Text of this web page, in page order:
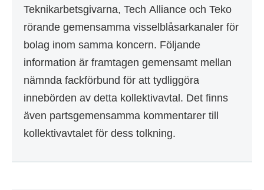
Teknikarbetsgivarna, Tech Alliance och Teko
rörande gemensamma visselblåsarkanaler för
bolag inom samma koncern. Följande
information är framtagen gemensamt mellan
nämnda fackförbund för att tydliggöra
innebörden av detta kollektivavtal. Det finns
även partsgemensamma kommentarer till
kollektivavtalet för dess tolkning.